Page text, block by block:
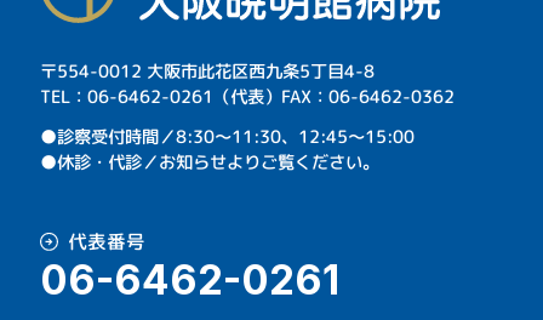
〒554-0012 大阪市此花区西九条5丁目4-8
TEL：06-6462-0261（代表）FAX：06-6462-0362
⁩●診察受付時間／8:30～11:30、12:45～15:00
●休診・代診／お知らせよりご覧ください。
代表番号
06-6462-0261